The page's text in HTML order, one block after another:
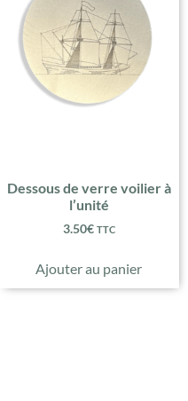
Dessous de verre voilier à
l’unité
3.50€ TTC
Ajouter au panier